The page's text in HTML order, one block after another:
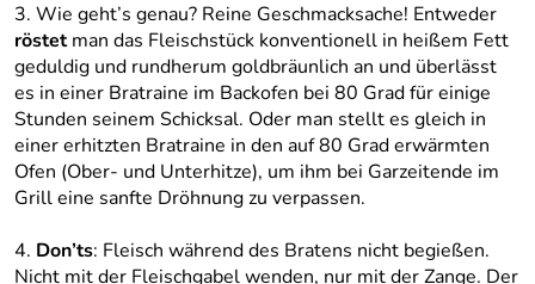
3. Wie geht’s genau? Reine Geschmacksache! Entweder
röstetman das Fleischstück konventionell in heißem Fett
geduldig und rundherum goldbräunlich an und überlässt
es in einer Bratraine im Backofen bei 80 Grad für einige
Stunden seinem Schicksal. Oder man stellt es gleich in
einer erhitzten Bratraine in den auf 80 Grad erwärmten
Ofen (Ober- und Unterhitze), um ihm bei Garzeitende im
Grill eine sanfte Dröhnung zu verpassen.
4. Don’ts: Fleisch während des Bratens nicht begießen.
Nicht mit der Fleischgabel wenden, nur mit der Zange. Der